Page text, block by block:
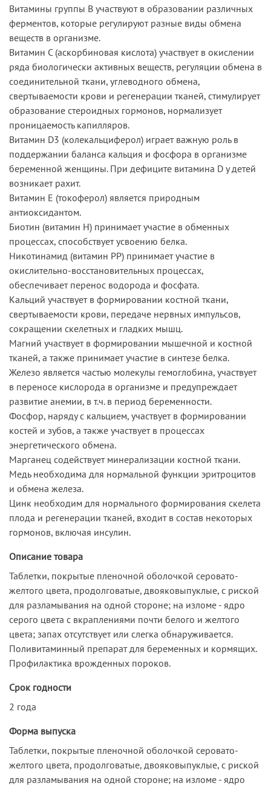
Витамины группы В участвуют в образовании различных
ферментов, которые регулируют разные виды обмена
веществ в организме.
Витамин С (аскорбиновая кислота) участвует в окислении
ряда биологически активных веществ, регуляции обмена в
соединительной ткани, углеводного обмена,
свертываемости крови и регенерации тканей, стимулирует
образование стероидных гормонов, нормализует
проницаемость капилляров.
Витамин D3 (колекальциферол) играет важную роль в
поддержании баланса кальция и фосфора в организме
беременной женщины. При дефиците витамина D у детей
возникает рахит.
Витамин Е (токоферол) является природным
антиоксидантом.
Биотин (витамин Н) принимает участие в обменных
процессах, способствует усвоению белка.
Никотинамид (витамин РР) принимает участие в
окислительно-восстановительных процессах,
обеспечивает перенос водорода и фосфата.
Кальций участвует в формировании костной ткани,
свертываемости крови, передаче нервных импульсов,
сокращении скелетных и гладких мышц.
Магний участвует в формировании мышечной и костной
тканей, а также принимает участие в синтезе белка.
Железо является частью молекулы гемоглобина, участвует
в переносе кислорода в организме и предупреждает
развитие анемии, в т.ч. в период беременности.
Фосфор, наряду с кальцием, участвует в формировании
костей и зубов, а также участвует в процессах
энергетического обмена.
Марганец содействует минерализации костной ткани.
Медь необходима для нормальной функции эритроцитов
и обмена железа.
Цинк необходим для нормального формирования скелета
плода и регенерации тканей, входит в состав некоторых
гормонов, включая инсулин.
Описание товара
Таблетки, покрытые пленочной оболочкой серовато-
желтого цвета, продолговатые, двояковыпуклые, с риской
для разламывания на одной стороне; на изломе - ядро
серого цвета с вкраплениями почти белого и желтого
цвета; запах отсутствует или слегка обнаруживается.
Поливитаминный препарат для беременных и кормящих.
Профилактика врожденных пороков.
Срок годности
2 года
Форма выпуска
Таблетки, покрытые пленочной оболочкой серовато-
желтого цвета, продолговатые, двояковыпуклые, с риской
для разламывания на одной стороне; на изломе - ядро